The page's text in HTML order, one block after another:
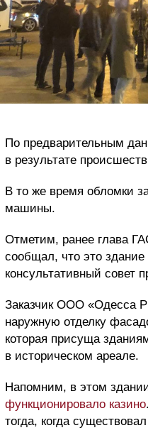
По предварительным
в результате
В то же время обломки
машины.
Отметим, ранее глава
сообщал, что это здание
консультативный совет
Заказчик ООО «Одесса
наружную отделку
которая присуща
в историческом ареале.
Напомним, в этом
функционировало казино
тогда, когда